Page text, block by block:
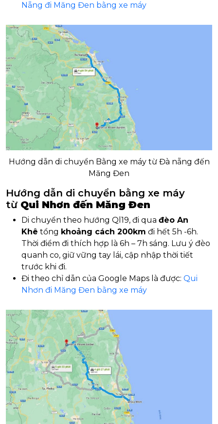
Nẵng đi Măng Đen bằng xe máy
Hướng dẫn di chuyển Bằng xe máy từ Đà nẵng đến
Măng Đen
Hướng dẫn di chuyển bằng xe máy
từ Qui Nhơn đến Măng Đen
Di chuyển theo hướng Ql19, đi qua đèo An
Khê tổng khoảng cách 200km đi hết 5h -6h.
Thời điểm đi thích hợp là 6h – 7h sáng. Lưu ý đèo
quanh co, giữ vững tay lái, cập nhập thời tiết
trước khi đi.
Đi theo chỉ dẫn của Google Maps là được: Qui
Nhơn đi Măng Đen bằng xe máy